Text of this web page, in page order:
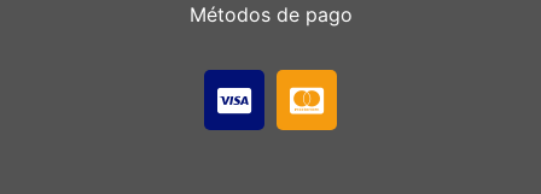
Métodos de pago